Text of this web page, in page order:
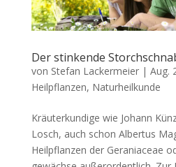
Der stinkende
von Stefan Lackermeier| Aug.
Heilpflanzen, Naturheilkunde
Kräuterkundige wie Johann
Losch, auch schon Albertus
Heilpflanzen der Geraniaceae